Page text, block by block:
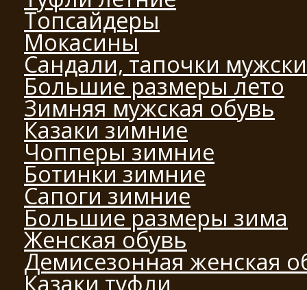
Топсайдеры
Мокасины
Сандали, тапочки
Большие размеры лето
Зимняя мужская обувь
Казаки зимние
Чопперы зимние
Ботинки зимние
Сапоги зимние
Большие размеры зима
Женская обувь
Демисезонная женская
Казаки туфли